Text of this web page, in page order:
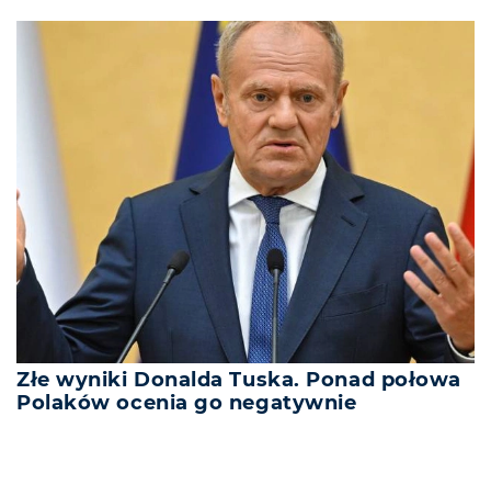
Złe wyniki Donalda Tuska. Ponad połowa
Polaków ocenia go negatywnie